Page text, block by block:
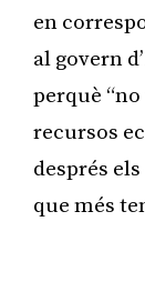
en
al govern
perquè
recursos
després
que més